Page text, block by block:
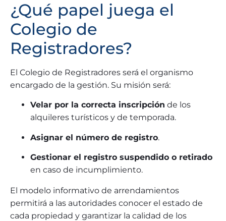
¿Qué papel juega el
Colegio de
Registradores?
El Colegio de Registradores será el organismo
encargado de la gestión. Su misión será:
Velar por la correcta inscripción de los
alquileres turísticos y de temporada.
Asignar el número de registro.
Gestionar el registro suspendido o retirado
en caso de incumplimiento.
El modelo informativo de arrendamientos
permitirá a las autoridades conocer el estado de
cada propiedad y garantizar la calidad de los